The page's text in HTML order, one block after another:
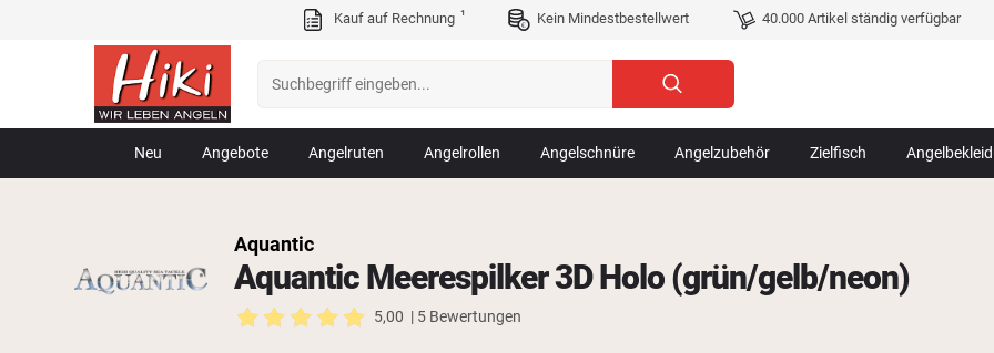
Kauf auf Rechnung ¹ Kein Mindestbestellwert 40.000 Artikel ständig verfügbar
Neu Angebote Angelruten Angelrollen Angelschnüre Angelzubehör Zielfisch
Aquantic Meerespilker 3D Holo (grün/gelb/neon)
Aquantic
5,00 | 5 Bewertungen